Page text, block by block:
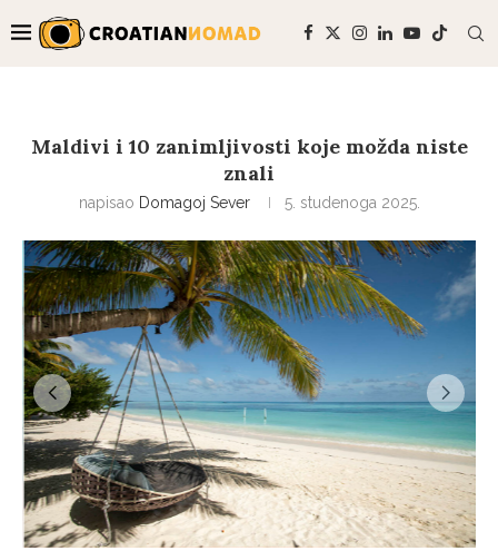
Maldivi i 10 zanimljivosti koje možda niste
znali
napisao Domagoj Sever 5. studenoga 2025.